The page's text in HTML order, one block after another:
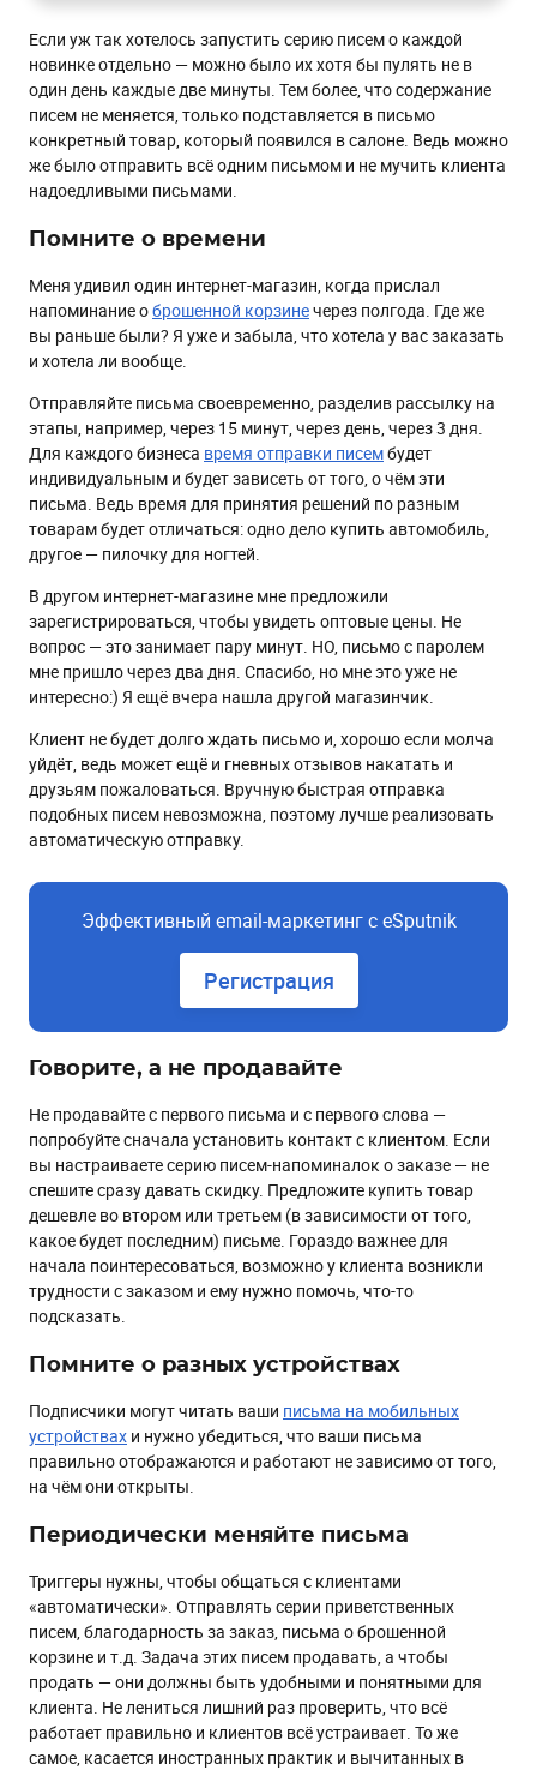
Если уж так хотелось запустить серию писем о каждой
новинке отдельно — можно было их хотя бы пулять не в
один день каждые две минуты. Тем более, что содержание
писем не меняется, только подставляется в письмо
конкретный товар, который появился в салоне. Ведь можно
же было отправить всё одним письмом и не мучить клиента
надоедливыми письмами.
Помните о времени
Меня удивил один интернет-магазин, когда прислал
напоминание оброшенной корзинечерез полгода. Где же
вы раньше были? Я уже и забыла, что хотела у вас заказать
и хотела ли вообще.
Отправляйте письма своевременно, разделив рассылку на
этапы, например, через 15 минут, через день, через 3 дня.
Для каждого бизнеса время отправки писембудет
индивидуальным и будет зависеть от того, о чём эти
письма. Ведь время для принятия решений по разным
товарам будет отличаться: одно дело купить автомобиль,
другое — пилочку для ногтей.
В другом интернет-магазине мне предложили
зарегистрироваться, чтобы увидеть оптовые цены. Не
вопрос — это занимает пару минут. НО, письмо с паролем
мне пришло через два дня. Спасибо, но мне это уже не
интересно:) Я ещё вчера нашла другой магазинчик.
Клиент не будет долго ждать письмо и, хорошо если молча
уйдёт, ведь может ещё и гневных отзывов накатать и
друзьям пожаловаться. Вручную быстрая отправка
подобных писем невозможна, поэтому лучше реализовать
автоматическую отправку.
Эффективный email-маркетинг с eSputnik
Регистрация
Говорите, а не продавайте
Не продавайте с первого письма и с первого слова —
попробуйте сначала установить контакт с клиентом. Если
вы настраиваете серию писем-напоминалок о заказе — не
спешите сразу давать скидку. Предложите купить товар
дешевле во втором или третьем (в зависимости от того,
какое будет последним) письме. Гораздо важнее для
начала поинтересоваться, возможно у клиента возникли
трудности с заказом и ему нужно помочь, что-то
подсказать.
Помните о разных устройствах
Подписчики могут читать ваши письма на мобильных
устройствах и нужно убедиться, что ваши письма
правильно отображаются и работают не зависимо от того,
на чём они открыты.
Периодически меняйте письма
Триггеры нужны, чтобы общаться с клиентами
«автоматически». Отправлять серии приветственных
писем, благодарность за заказ, письма о брошенной
корзине и т.д. Задача этих писем продавать, а чтобы
продать — они должны быть удобными и понятными для
клиента. Не лениться лишний раз проверить, что всё
работает правильно и клиентов всё устраивает. То же
самое, касается иностранных практик и вычитанных в